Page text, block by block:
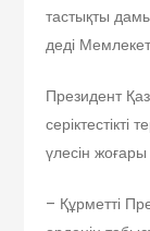
тастықты
деді
Президент
үлесін
– Құрметті